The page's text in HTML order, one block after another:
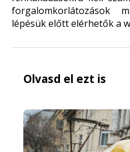
forgalomkorlátozások
lépésük előtt elérhetők a
Olvasd el ezt is